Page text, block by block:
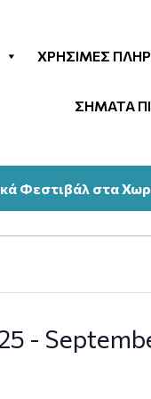
ΧΡΉΣΙΜΕΣ
ΣΗΜΑΤΑ
Φεστιβάλ στα
-